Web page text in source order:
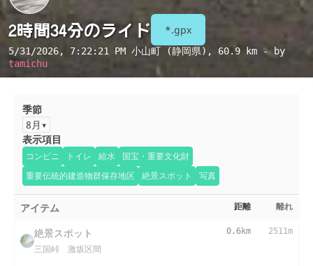
2時間34分のライド *.gpx
5/31/2026, 7:22:21 PM 小山町 (静岡県) , 60.9 km - by
tamichu
季節
8月
表示項目
コンビニ トイレ 給水
国宝・重要文化財
重要伝統的建造物群保存地区
絶景スポット 写真
アイテム 距離 離れ
絶景スポット
三国峠 激坂区間
0.6km 2511m